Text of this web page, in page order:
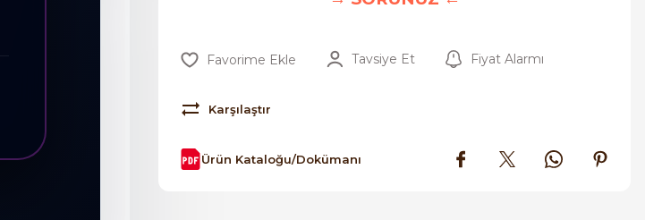
Tavsiye Et Fiyat Alarmı
Karşılaştır
Ürün Kataloğu/Dokümanı